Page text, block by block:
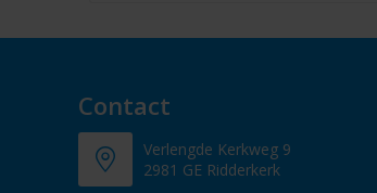
Contact
Verlengde Kerkweg 9
2981 GE Ridderkerk